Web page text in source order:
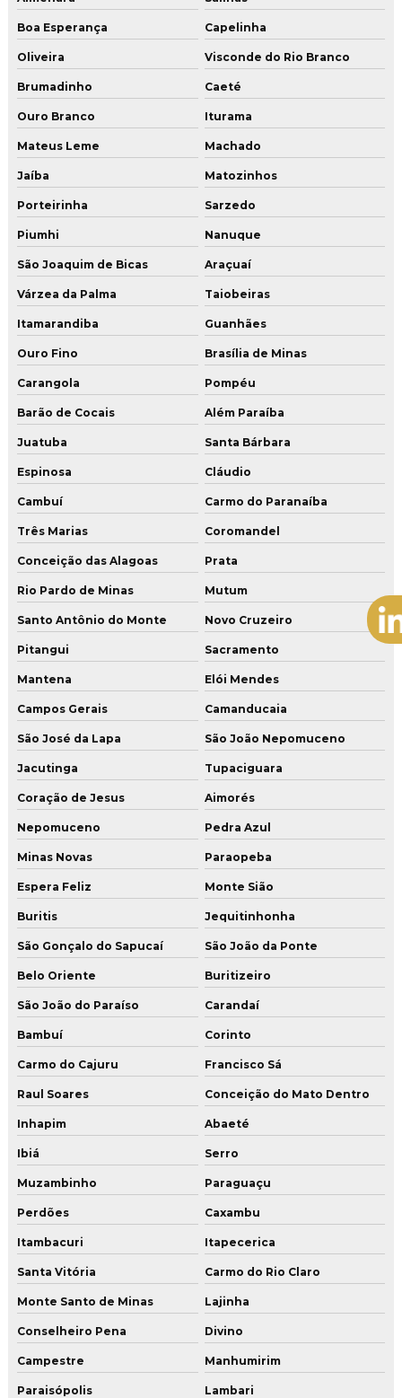
Boa Esperança Capelinha
Oliveira Visconde do Rio Branco
Brumadinho Caeté
Ouro Branco Iturama
Mateus Leme Machado
Jaíba Matozinhos
Porteirinha Sarzedo
Piumhi Nanuque
São Joaquim de Bicas Araçuaí
Várzea da Palma Taiobeiras
Itamarandiba Guanhães
Ouro Fino Brasília de Minas
Carangola Pompéu
Barão de Cocais Além Paraíba
Juatuba Santa Bárbara
Espinosa Cláudio
Cambuí Carmo do Paranaíba
Três Marias Coromandel
Conceição das Alagoas Prata
Rio Pardo de Minas Mutum
Santo Antônio do Monte Novo Cruzeiro
Pitangui Sacramento
Mantena Elói Mendes
Campos Gerais Camanducaia
São José da Lapa São João Nepomuceno
Jacutinga Tupaciguara
Coração de Jesus Aimorés
Nepomuceno Pedra Azul
Minas Novas Paraopeba
Espera Feliz Monte Sião
Buritis Jequitinhonha
São Gonçalo do Sapucaí São João da Ponte
Belo Oriente Buritizeiro
São João do Paraíso Carandaí
Bambuí Corinto
Carmo do Cajuru Francisco Sá
Raul Soares Conceição do Mato Dentro
Inhapim Abaeté
Ibiá Serro
Muzambinho Paraguaçu
Perdões Caxambu
Itambacuri Itapecerica
Santa Vitória Carmo do Rio Claro
Monte Santo de Minas Lajinha
Conselheiro Pena Divino
Campestre Manhumirim
Paraisópolis Lambari